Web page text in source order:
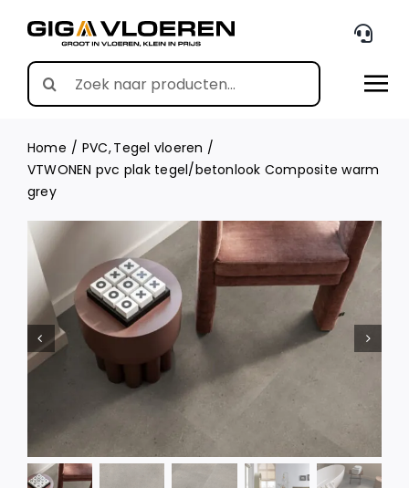
content
Search
for:
Home PVC Tegel vloeren
VTWONEN pvc plak tegel/betonlook Composite warm
grey